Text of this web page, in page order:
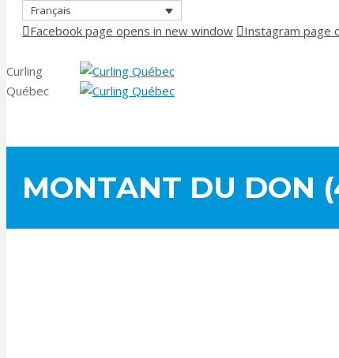
Aller au contenu
Français
Facebook page opens in new window Instagram page
Curling
Québec
MONTANT DU DON